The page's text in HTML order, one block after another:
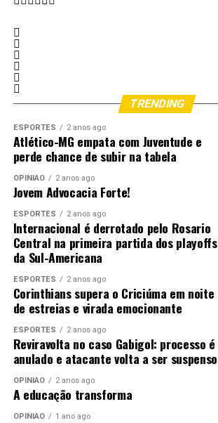
Andre Luis / SECOM-VG
Andre Luis / SECOM-VG
Andre Luis / SECOM-VG
TRENDING
ESPORTES 2 anos ago
Atlético-MG empata com Juventude e
perde chance de subir na tabela
OPINIÃO 2 anos ago
Jovem Advocacia Forte!
ESPORTES 2 anos ago
Internacional é derrotado pelo Rosario
Central na primeira partida dos playoffs
da Sul-Americana
ESPORTES 2 anos ago
Corinthians supera o Criciúma em noite
de estreias e virada emocionante
ESPORTES 2 anos ago
Reviravolta no caso Gabigol: processo é
anulado e atacante volta a ser suspenso
OPINIÃO 2 anos ago
A educação transforma
OPINIÃO 1 ano ago